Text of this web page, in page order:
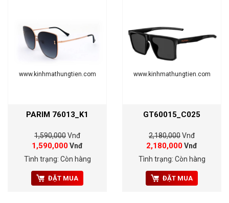
www.kinhmathungtien.com
PARIM 76013_K1
1,590,000Vnđ
1,590,000Vnđ
Tình trạng: Còn hàng
ĐẶT MUA
www.kinhmathungtien.com
GT60015_C025
2,180,000Vnđ
2,180,000Vnđ
Tình trạng: Còn hàng
ĐẶT MUA